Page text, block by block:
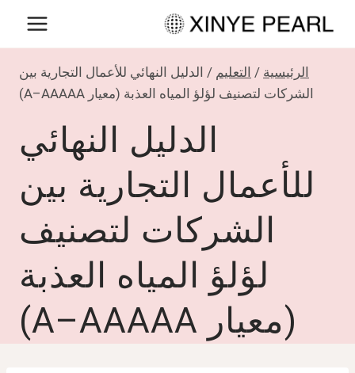
التجاوز
إلى
المحتوىالرئيسية / التعليم / الدليل النهائي للأعمال التجارية بين
الشركات لتصنيف لؤلؤ المياه العذبة (معيار A–AAAAA)
الدليل النهائي
للأعمال التجارية بين
الشركات لتصنيف
لؤلؤ المياه العذبة
(معيار A–AAAAA)